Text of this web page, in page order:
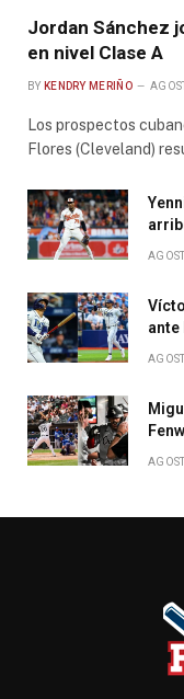
Jordan Sánchez
en nivel Clase A
BY KENDRY MERIÑO
Los prospectos
Flores (Cleveland)
ante